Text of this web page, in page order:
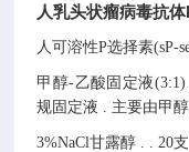
人乳头状瘤病毒抗
人可溶性P选择素(sP-
甲醇-乙酸固定液(3:1)
规固定液 . 主要由甲
3%NaCl甘露醇 . . 20支